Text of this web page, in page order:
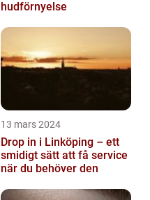
hudförnyelse
13 mars 2024
Drop in i Linköping – ett
smidigt sätt att få service
när du behöver den